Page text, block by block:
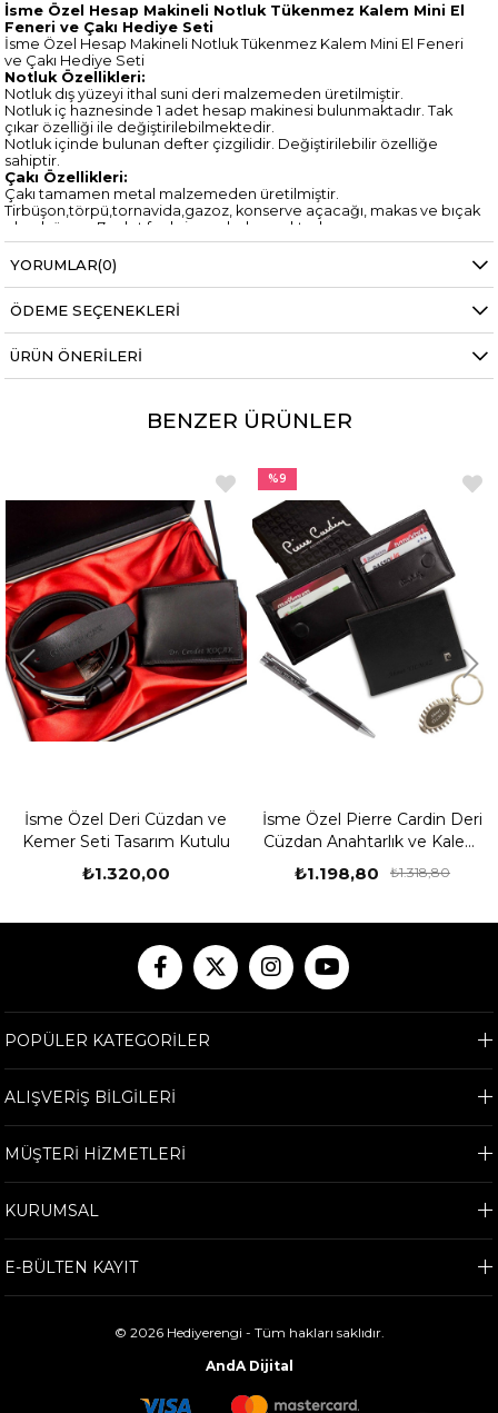
İsme Özel Hesap Makineli Notluk Tükenmez Kalem Mini El
Feneri ve Çakı Hediye Seti
İsme Özel Hesap Makineli Notluk Tükenmez Kalem Mini El Feneri
ve Çakı Hediye Seti
Notluk Özellikleri:
Notluk dış yüzeyi ithal suni deri malzemeden üretilmiştir.
Notluk iç haznesinde 1 adet hesap makinesi bulunmaktadır. Tak
çıkar özelliği ile değiştirilebilmektedir.
Notluk içinde bulunan defter çizgilidir. Değiştirilebilir özelliğe
sahiptir.
Çakı Özellikleri:
Çakı tamamen metal malzemeden üretilmiştir.
Tirbüşon,törpü,tornavida,gazoz, konserve açacağı, makas ve bıçak
olmak üzere 7 adet fonksiyonu bulunmaktadır.
Mini El Feneri Özellikleri:
Ürünün tamamı metal malzemeden üretilmiştir.
Anahtarlık olarak kullanılabilmektedir.
Set içerinde 1 adet tükenmez kalem mevcuttur.
özel hale getirilmektedir.
Lazer baskı kalıcıdır, silinmez, ürünü deforme etmez.
Yükseklik:8,2 cm, Genişlik: 1,4 cm ( anahtarlık kısmı hariç)
1 Adet İsme Özel Hesap Makineli Notluk
1 Adet İsme Özel Çakı
1 Adet İsme Özel El Feneri
1 Adet İsme Özel Tükenmez Kalem
1 Adet Özel Tasarım Hediye Kutusu
YORUMLAR(0)
ÖDEME SEÇENEKLERI
ÜRÜN ÖNERILERI
BENZER ÜRÜNLER
İsme Özel Deri Cüzdan ve
Kemer Seti Tasarım Kutulu
₺1.320,00
İsme Özel Pierre Cardin Deri
Cüzdan Anahtarlık ve Kalem
Seti M5
₺1.198,80 ₺1.318,80
%9
POPÜLER KATEGORİLER
ALIŞVERİŞ BİLGİLERİ
MÜŞTERİ HİZMETLERİ
KURUMSAL
E-BÜLTEN KAYIT
© 2026 Hediyerengi - Tüm hakları saklıdır.
AndA Dijital